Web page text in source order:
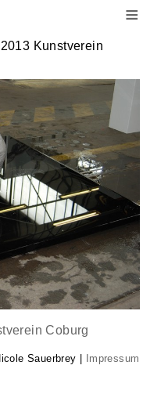
≡
Kunstverein
Coburg
Sauerbrey | Impressum